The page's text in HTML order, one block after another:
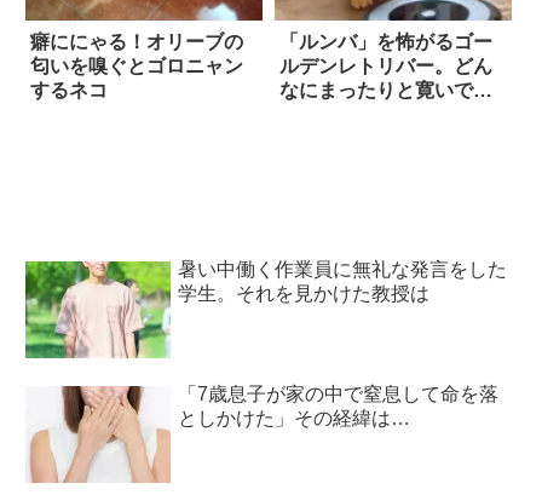
癖ににゃる！オリーブの
匂いを嗅ぐとゴロニャン
するネコ
「ルンバ」を怖がるゴー
ルデンレトリバー。どん
なにまったりと寛いでい
暑い中働く作業員に無礼な発言をした
学生。それを見かけた教授は
「7歳息子が家の中で窒息して命を落
としかけた」その経緯は…